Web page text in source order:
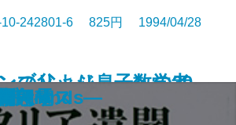
と人間
七
話番
ブリッジ―一数学者
―
る
の父より息子への30
242801-6 825円 1994/04/28
アリス
Friends―
翔べ
急電